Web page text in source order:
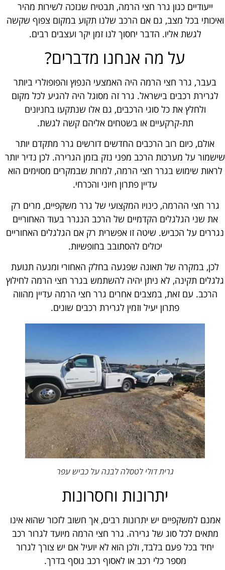
ייעודיים כגון גרר חצי הרמה, תבטיח שנזכה לשירות מהיר
ואיכותי בכל מצב, גם אם הרכב שלנו תקוע במקום צפוף שקשה
לגשת אליו. הדבר יחסוך לנו זמן יקר ועצבים רבים.
על מה אנחנו מדברים?
בעבר, גרר חצי הרמה היה האמצעי הנפוץ והפופולרי ביותר
לגרירת רכבים בישראל. גרר זה מסוגל היה להגיע לכל מקום
ולחלץ את כל סוגי הרכבים, גם אלו שנתקעו בחניונים
תת-קרקעיים או בשטחים אליהם קשה לגשת.
אולם, כיום רוב הרכבים החדשים דורשים גרר מתקדם יותר
שישמור על מערכות הרכב מפני נזק בזמן הגרירה. לכן נדיר יותר
לראות שימוש בגרר חצי הרמה, למרות שבמקרים מסוימים הוא
עדיין פתרון חיוני והכרחי.
גרר חצי ההרמה, כינויו המקצועי של גרר משקפיים, מרים רק
את שני הגלגלים הקדמיים של הרכב הנגרר בעוד האחוריים
נגררים על הכביש. שיטה זו אפשרית רק אם הגלגלים האחוריים
יכולים להסתובב בחופשיות.
לכן, במקרה של תאונה שפגעה בחלק האחורי ומנעה תנועת
גלגלים תקינה, לא ניתן יהיה להשתמש בגרר חצי הרמה לחילוץ
הרכב. עם זאת, במצבים אחרים גרר חצי הרמה עדיין מהווה
פתרון יעיל וזמין לגרירת רכבים שונים.
גרית דולי לטסלה לבנה על כביש עפר
יתרונות וחסרונות
אמנם למשקפיים יש יתרונות רבים, אך חשוב לזכור שהוא אינו
מתאים לכל סוג של גרירה. גרר חצי הרמה מיועד לגרור רכב
יחיד בכל פעם בלבד, ולכן הוא לא יועיל אם יש צורך לגרור
מספר כלי רכב או לאסוף רכב נוסף בדרך.